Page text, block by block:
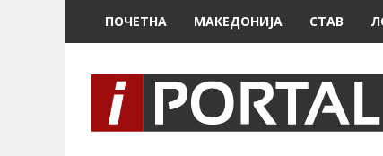
ПОЧЕТНА МАКЕДОНИЈА СТАВ